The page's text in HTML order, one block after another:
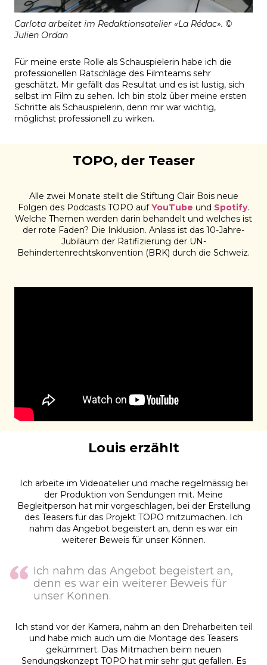
Carlota arbeitet im Redaktionsatelier «La Rédac». ©
Julien Ordan
Für meine erste Rolle als Schauspielerin habe ich die
professionellen Ratschläge des Filmteams sehr
geschätzt. Mir gefällt das Resultat und es ist lustig, sich
selbst im Film zu sehen. Ich bin stolz über meine ersten
Schritte als Schauspielerin, denn mir war wichtig,
möglichst professionell zu wirken.
TOPO, der Teaser
Alle zwei Monate stellt die Stiftung Clair Bois neue
Folgen des Podcasts TOPO aufYouTube und Spotify.
Welche Themen werden darin behandelt und welches ist
der rote Faden? Die Inklusion. Anlass ist das 10-Jahre-
Jubiläum der Ratifizierung der UN-
Behindertenrechtskonvention (BRK) durch die Schweiz.
Louis erzählt
Ich arbeite im Videoatelier und mache regelmässig bei
der Produktion von Sendungen mit. Meine
Begleitperson hat mir vorgeschlagen, bei der Erstellung
des Teasers für das Projekt TOPO mitzumachen. Ich
nahm das Angebot begeistert an, denn es war ein
weiterer Beweis für unser Können.
Ich nahm das Angebot begeistert an,
denn es war ein weiterer Beweis für
unser Können.
Ich stand vor der Kamera, nahm an den Dreharbeiten teil
und habe mich auch um die Montage des Teasers
gekümmert. Das Mitmachen beim neuen
Sendungskonzept TOPO hat mir sehr gut gefallen. Es